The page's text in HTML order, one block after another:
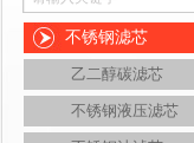
不锈钢滤芯
乙二醇碳滤芯
不锈钢液压滤芯